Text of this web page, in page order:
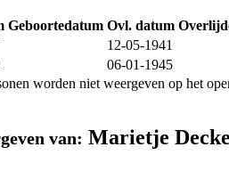
Geboortedatum Ovl. datum
12-05-1941
06-01-1945
worden niet weergeven op het
van: Marietje